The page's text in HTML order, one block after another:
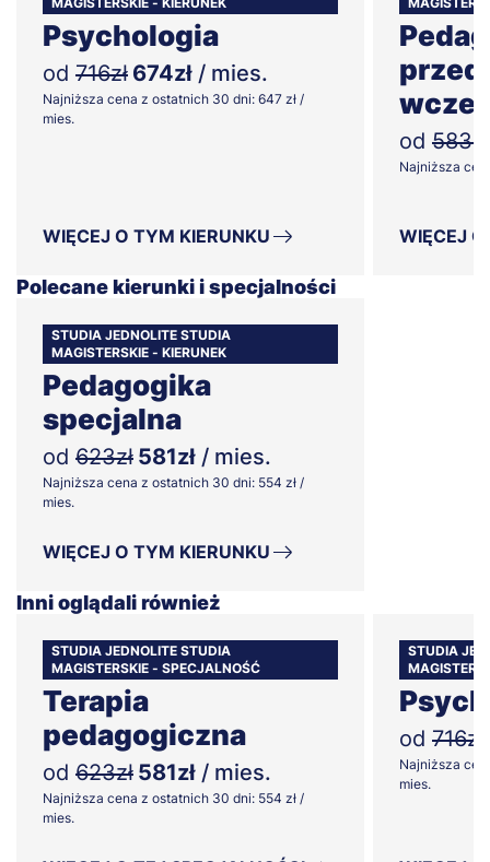
Psychologia
od 716zł 674zł / mies.
Najniższa cena z ostatnich 30 dni: 647 zł /
mies.
WIĘCEJ O TYM KIERUNKU
od 583zł
Najniższa
WIĘCEJ
Polecane kierunki i specjalności
STUDIA JEDNOLITE STUDIA
MAGISTERSKIE - KIERUNEK
Pedagogika
specjalna
od 623zł 581zł / mies.
Najniższa cena z ostatnich 30 dni: 554 zł /
mies.
WIĘCEJ O TYM KIERUNKU
Inni oglądali również
STUDIA JEDNOLITE STUDIA
MAGISTERSKIE - SPECJALNOŚĆ
Terapia
pedagogiczna
od 623zł 581zł / mies.
Najniższa cena z ostatnich 30 dni: 554 zł /
mies.
STUDIA
od 716zł
Najniższa
mies.